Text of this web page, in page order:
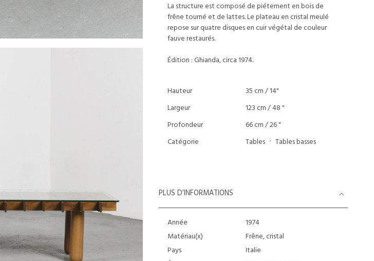
La structure est composé de piétement en bois de
frêne tourné et de lattes. Le plateau en cristal meulé
repose sur quatre disques en cuir végétal de couleur
fauve restaurés.
Édition : Ghianda, circa 1974.
Hauteur
35 cm / 14"
Largeur
123 cm / 48 "
Profondeur
66 cm / 26 "
Catégorie
Tables Tables basses
PLUS D’INFORMATIONS
Année
1974
Matériau(x)
Frêne, cristal
Pays
Italie